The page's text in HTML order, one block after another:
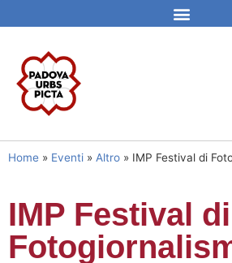
Home » Eventi » Altro » IMP Festival di
IMP Festival di